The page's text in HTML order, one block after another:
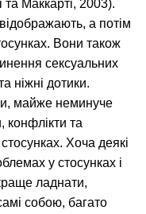
Маккарті, 2003).
а потім
Вони також
сексуальних
ніжні дотики.
майже неминуче
конфлікти та
Хоча деякі
у стосунках і
ладнати,
собою, багато